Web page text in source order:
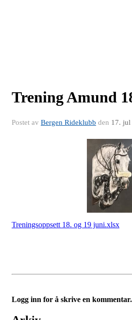
Trening Amund
Postet av Bergen Rideklubb den 17. jul
Treningsoppsett 18. og 19 juni.xlsx
Logg inn for å skrive en kommentar.